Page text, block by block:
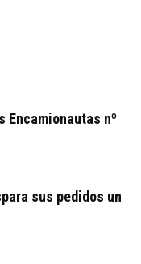
Encamionautas nº
sus pedidos un